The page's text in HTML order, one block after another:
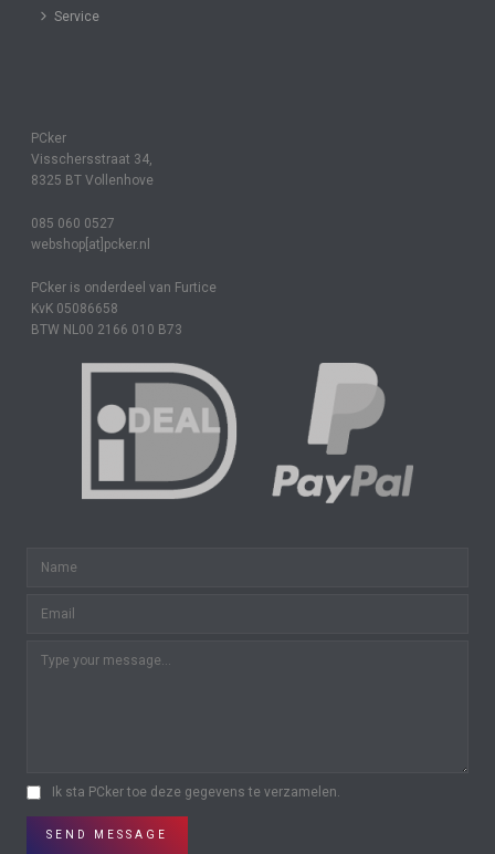
Service
PCker
Visschersstraat 34,
8325 BT Vollenhove
085 060 0527
webshop[at]pcker.nl
PCker is onderdeel van Furtice
KvK 05086658
BTW NL00 2166 010 B73
Ik sta PCker toe deze gegevens te verzamelen.
SEND MESSAGE